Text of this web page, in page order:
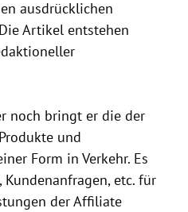
ausdrücklichen
Artikel entstehen
noch bringt er die der
und
Form in Verkehr. Es
etc. für
der Affiliate